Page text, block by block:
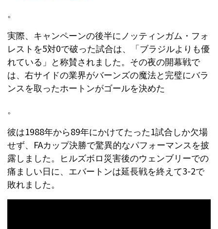
。
実際、キャンペーンの後半にノッティンガム・フォ
レストを5対0で破った試合は、「ブラジルよりも優
れている」と称賛されました。その夜の開幕戦で
は、右サイドの業界がバーンズの魔法と完璧にバラ
ンスを取ったホートンがゴールを決めた
。
彼は1988年から89年にかけてたった1試合しか欠場
せず、FAカップ決勝で驚異的なパフォーマンスを披
露しました。ヒルズボロ災害後のウェンブリーでの
痛ましい日に、エバートンは延長戦を終えて3-2で
敗れました。